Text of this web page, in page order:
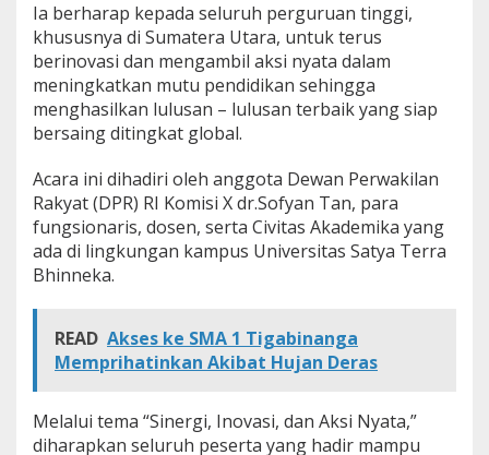
Ia berharap kepada seluruh perguruan tinggi,
khususnya di Sumatera Utara, untuk terus
berinovasi dan mengambil aksi nyata dalam
meningkatkan mutu pendidikan sehingga
menghasilkan lulusan – lulusan terbaik yang siap
bersaing ditingkat global.
Acara ini dihadiri oleh anggota Dewan Perwakilan
Rakyat (DPR) RI Komisi X dr.Sofyan Tan, para
fungsionaris, dosen, serta Civitas Akademika yang
ada di lingkungan kampus Universitas Satya Terra
Bhinneka.
READ Akses ke SMA 1 Tigabinanga
Memprihatinkan Akibat Hujan Deras
Melalui tema “Sinergi, Inovasi, dan Aksi Nyata,”
diharapkan seluruh peserta yang hadir mampu